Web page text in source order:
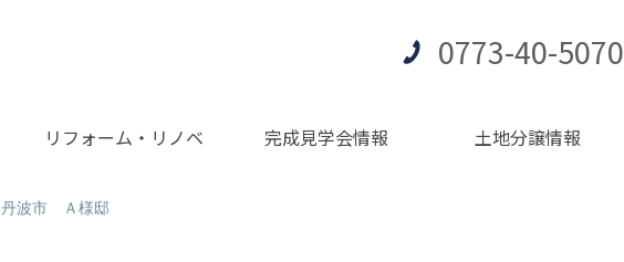
0773-40-5070
リフォーム・リノベ 完成見学会情報 土地分譲情報
丹波市 Ａ様邸